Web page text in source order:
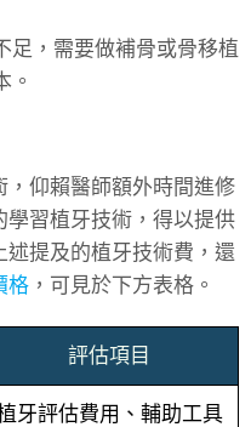
足，需要做補骨或骨移植
。
仰賴醫師額外時間進修
習植牙技術，得以提供
提及的植牙技術費，還
格 ，可見於下方表格。
評估項目
牙評估費用、輔助工具